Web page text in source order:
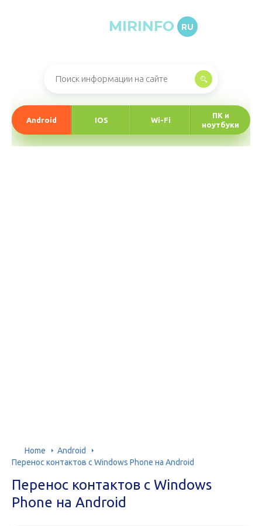
MIRINFO RU
Android IOS Wi-Fi
ПК и
ноутбуки
Home
Android
Перенос контактов с Windows Phone на Android
Перенос контактов с Windows
Phone на Android